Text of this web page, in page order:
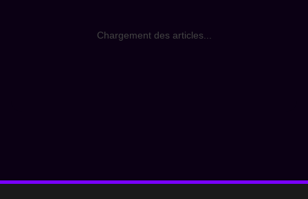
Chargement des articles...